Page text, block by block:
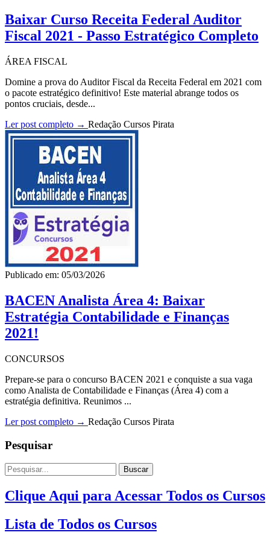
Baixar Curso Receita Federal Auditor
Fiscal 2021 - Passo Estratégico Completo
ÁREA FISCAL
Domine a prova do Auditor Fiscal da Receita Federal em 2021 com
o pacote estratégico definitivo! Este material abrange todos os
pontos cruciais, desde...
Ler post completo → Redação Cursos Pirata
Publicado em: 05/03/2026
BACEN Analista Área 4: Baixar
Estratégia Contabilidade e Finanças
2021!
CONCURSOS
Prepare-se para o concurso BACEN 2021 e conquiste a sua vaga
como Analista de Contabilidade e Finanças (Área 4) com a
estratégia definitiva. Reunimos ...
Ler post completo → Redação Cursos Pirata
Pesquisar
Buscar
Clique Aqui para Acessar Todos os Cursos
Lista de Todos os Cursos